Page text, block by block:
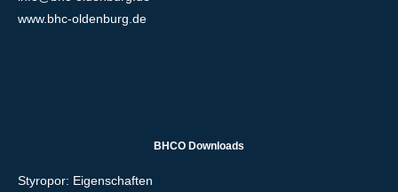
www.bhc-oldenburg.de
BHCO Downloads
Styropor: Eigenschaften